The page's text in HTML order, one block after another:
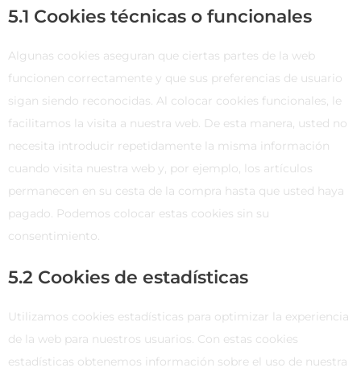
5.1 Cookies técnicas o funcionales
Algunas cookies aseguran que ciertas partes de la web
funcionen correctamente y que sus preferencias de usuario
sigan siendo reconocidas. Al colocar cookies funcionales, le
facilitamos la visita a nuestra web. De esta manera, usted no
necesita introducir repetidamente la misma información
cuando visita nuestra web y, por ejemplo, los artículos
permanecen en su cesta de la compra hasta que usted haya
pagado. Podemos colocar estas cookies sin su
consentimiento.
5.2 Cookies de estadísticas
Utilizamos cookies estadísticas para optimizar la experiencia
de la web para nuestros usuarios. Con estas cookies
estadísticas obtenemos información sobre el uso de nuestra